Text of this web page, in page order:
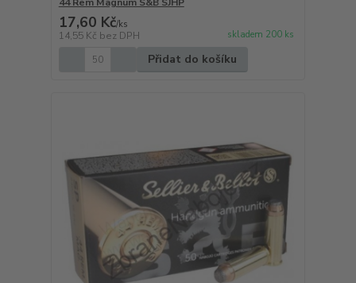
44 Rem Magnum S&B SJHP
17,60 Kč/ks
14,55 Kč bez DPH skladem 200 ks
Přidat do košíku